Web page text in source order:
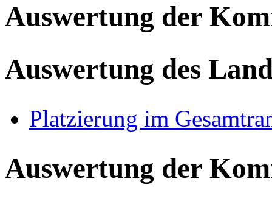
Auswertung der
Auswertung des
Platzierung im
Auswertung der